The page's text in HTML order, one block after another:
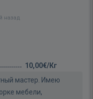
назад
10,00€/Кг
мастер. Имею
мебели,